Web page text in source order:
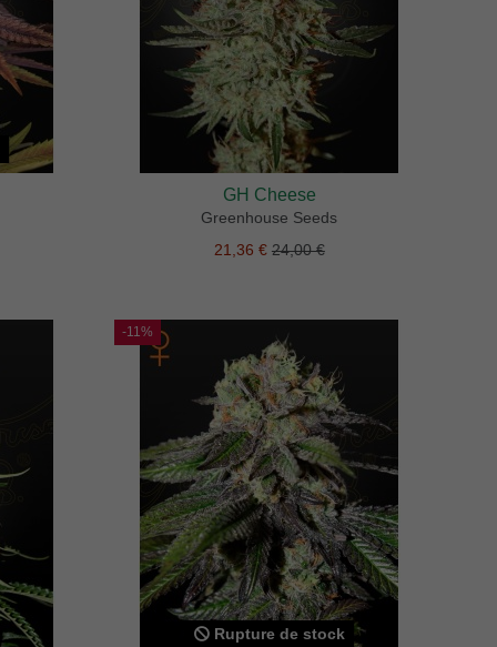
GH Cheese
Greenhouse Seeds
21,36 € 24,00 €
-11%
Rupture de stock